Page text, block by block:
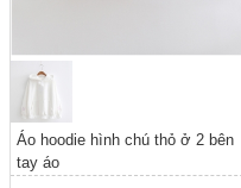
Áo hoodie hình chú thỏ ở 2 bên
tay áo